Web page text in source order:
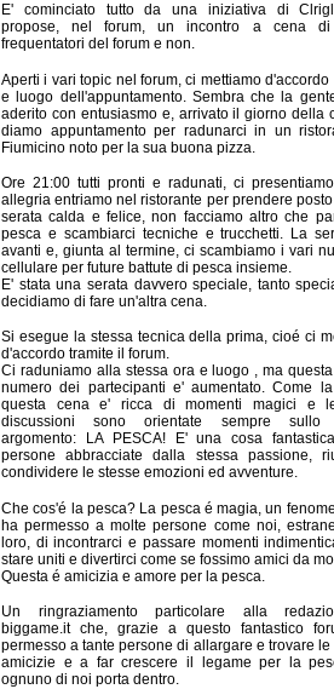
E' cominciato tutto da una iniziativa di
propose, nel forum, un incontro a cena
frequentatori del forum e non.
Aperti i vari topic nel forum, ci mettiamo d'accordo
e luogo dell'appuntamento. Sembra che la
aderito con entusiasmo e, arrivato il giorno della
diamo appuntamento per radunarci in un
Fiumicino noto per la sua buona pizza.
Ore 21:00 tutti pronti e radunati, ci
allegria entriamo nel ristorante per prendere
serata calda e felice, non facciamo altro che
pesca e scambiarci tecniche e trucchetti. La
avanti e, giunta al termine, ci scambiamo i vari
cellulare per future battute di pesca insieme.
E' stata una serata davvero speciale, tanto
decidiamo di fare un'altra cena.
Si esegue la stessa tecnica della prima, cioé ci
d'accordo tramite il forum.
Ci raduniamo alla stessa ora e luogo , ma
numero dei partecipanti e' aumentato. Come
questa cena e' ricca di momenti magici e
discussioni sono orientate sempre sullo
argomento: LA PESCA! E' una cosa
persone abbracciate dalla stessa passione,
condividere le stesse emozioni ed avventure.
Che cos'é la pesca? La pesca é magia, un
ha permesso a molte persone come noi,
loro, di incontrarci e passare momenti
stare uniti e divertirci come se fossimo amici da
Questa é amicizia e amore per la pesca.
Un ringraziamento particolare alla
biggame.it che, grazie a questo fantastico
permesso a tante persone di allargare e trovare
amicizie e a far crescere il legame per la
ognuno di noi porta dentro.